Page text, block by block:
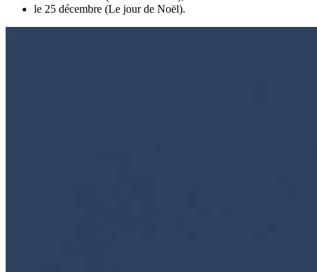
le 25 décembre (Le jour de Noël).